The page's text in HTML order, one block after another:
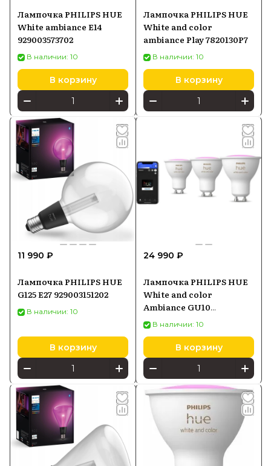
Лампочка PHILIPS HUE
White ambiance E14
929003573702
В наличии: 10
В корзину
Лампочка PHILIPS HUE
White and color
ambiance Play 7820130P7
В наличии: 10
В корзину
11 990 ₽
Лампочка PHILIPS HUE
G125 E27 929003151202
В наличии: 10
В корзину
24 990 ₽
Лампочка PHILIPS HUE
White and color
Ambiance GU10
929003666503
В наличии: 10
В корзину